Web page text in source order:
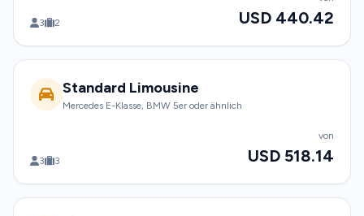
3 2 USD 440.42
Standard Limousine
Mercedes E-Klasse, BMW 5er oder ähnlich
3 3
von
USD 518.14